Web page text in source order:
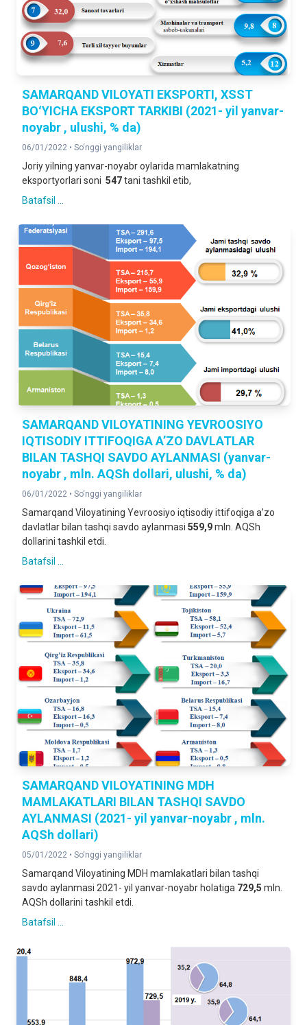
SAMARQAND VILOYATI EKSPORTI, XSST
BOʻYICHA EKSPORT TARKIBI (2021- yil yanvar-
noyabr , ulushi, % da)
06/01/2022 • So‘nggi yangiliklar
Joriy yilning yanvar-noyabr oylarida mamlakatning
eksportyorlari soni 547tani tashkil etib,
Batafsil ...
SAMARQAND VILOYATINING YEVROOSIYO
IQTISODIY ITTIFOQIGA A’ZO DAVLATLAR
BILAN TASHQI SAVDO AYLANMASI (yanvar-
noyabr , mln. AQSh dollari, ulushi, % da)
06/01/2022 • So‘nggi yangiliklar
Samarqand Viloyatining Yevroosiyo iqtisodiy ittifoqiga a’zo
davlatlar bilan tashqi savdo aylanmasi 559,9mln. AQSh
dollarini tashkil etdi.
Batafsil ...
SAMARQAND VILOYATINING MDH
MAMLAKATLARI BILAN TASHQI SAVDO
AYLANMASI (2021- yil yanvar-noyabr , mln.
AQSh dollari)
05/01/2022 • So‘nggi yangiliklar
Samarqand Viloyatining MDH mamlakatlari bilan tashqi
savdo aylanmasi 2021- yil yanvar-noyabr holatiga 729,5 mln.
AQSh dollarini tashkil etdi.
Batafsil ...